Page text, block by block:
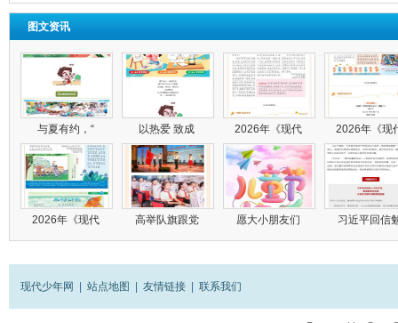
图文资讯
与夏有约，“ 以热爱 致成 2026年《现代 2026年《现
2026年《现代 高举队旗跟党 愿大小朋友们 习近平回信
现代少年网 站点地图 友情链接 联系我们